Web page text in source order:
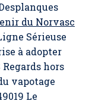
du Norvasc
Sérieuse
à adopter
hors
vapotage
Le